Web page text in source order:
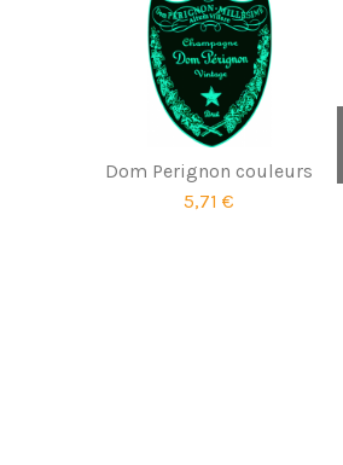
Dom Perignon couleurs
5,71 €